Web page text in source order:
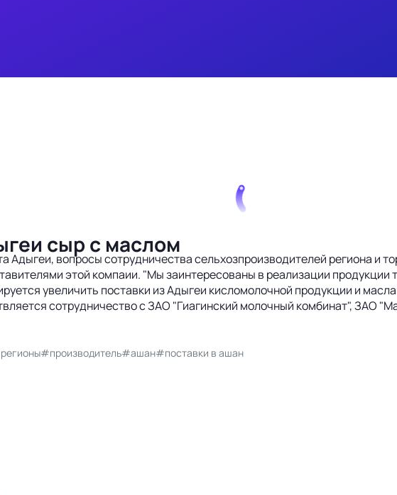
сыр с маслом
вопросы сотрудничества сельхозпроизводителей региона и
этой компаии. "Мы заинтересованы в реализации продукции
увеличить поставки из Адыгеи кисломолочной продукции и
сотрудничество с ЗАО "Гиагинский молочный комбинат", ЗАО
#производитель#ашан#поставки в ашан